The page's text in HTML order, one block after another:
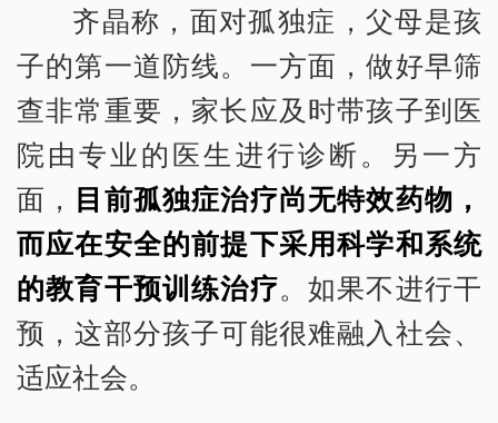
齐晶称，面对孤独症，父母是孩
子的第一道防线。一方面，做好早筛
查非常重要，家长应及时带孩子到医
院由专业的医生进行诊断。另一方
面， 目前孤独症治疗尚无特效药物，
而应在安全的前提下采用科学和系统
的教育干预训练治疗。如果不进行干
预，这部分孩子可能很难融入社会、
适应社会。